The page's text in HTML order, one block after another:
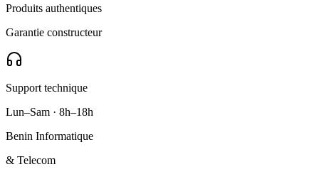
Produits authentiques
Garantie constructeur
Support technique
Lun–Sam · 8h–18h
Benin Informatique
& Telecom